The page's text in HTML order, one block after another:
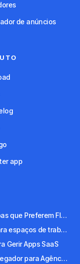
de anúncios
app
Melhores Alternativas ao Arc para Pessoas que Preferem Fluxos de Trabalho com Teclado
Melhores alternativas ao Arc Browser para espaços de trabalho organizados
Gerir Apps SaaS
Melhores Alternativas aos Perfis de Navegador para Agências e Freelancers